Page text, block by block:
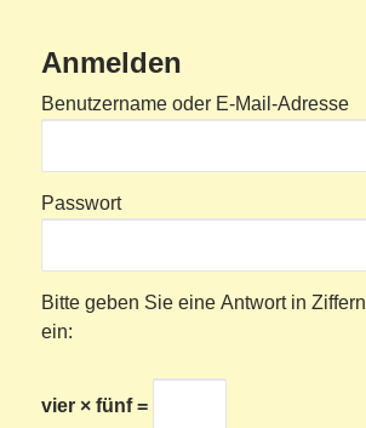
Anmelden
Benutzername oder E-Mail-Adresse
Passwort
Bitte geben Sie eine Antwort in Ziffern
ein:
vier × fünf =